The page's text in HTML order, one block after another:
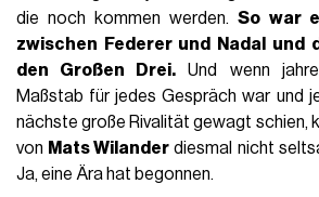
die noch kommen werden.So war
zwischen Federer und Nadal und
den Großen Drei. Und wenn
Maßstab für jedes Gespräch war und
nächste große Rivalität gewagt schien,
von Mats Wilander diesmal nicht
Ja, eine Ära hat begonnen.